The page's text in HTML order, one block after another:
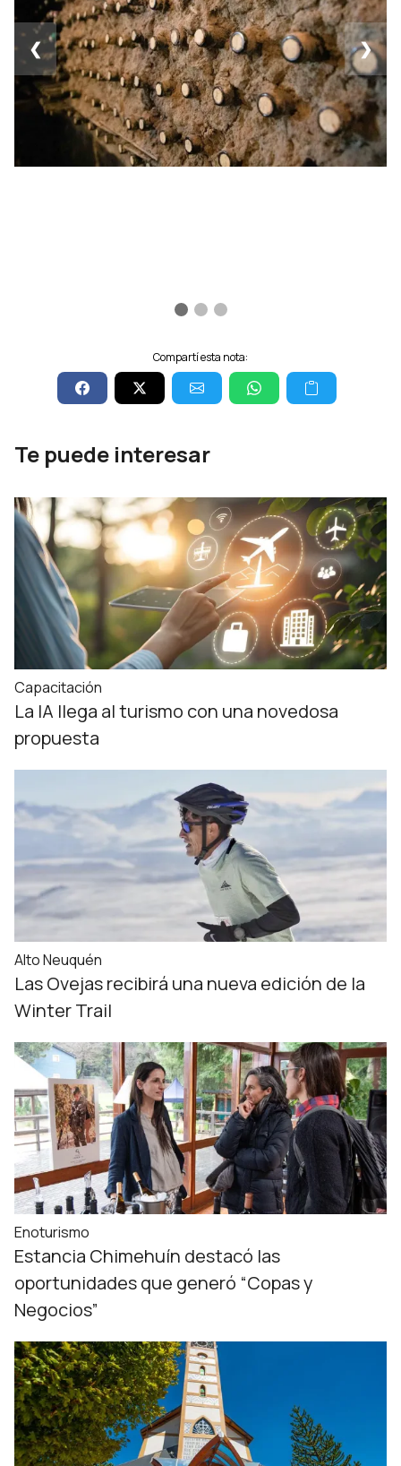
❮ ❯
Compartí esta nota:
Te puede interesar
Capacitación
La IA llega al turismo con una novedosa
propuesta
Alto Neuquén
Las Ovejas recibirá una nueva edición de la
Winter Trail
Enoturismo
Estancia Chimehuín destacó las
oportunidades que generó “Copas y
Negocios”